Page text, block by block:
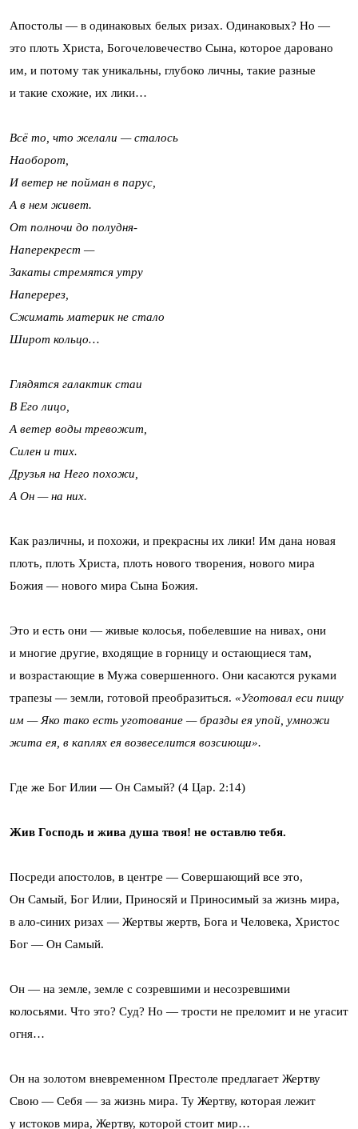
Апостолы — в одинаковых белых ризах. Одинаковых? Но —
это плоть Христа, Богочеловечество Сына, которое даровано
им, и потому так уникальны, глубоко личны, такие разные
и такие схожие, их лики…
Всё то, что желали — сталось
Наоборот,
И ветер не пойман в парус,
А в нем живет.
От полночи до полудня-
Наперекрест —
Закаты стремятся утру
Наперерез,
Сжимать материк не стало
Широт кольцо…
Глядятся галактик стаи
В Его лицо,
А ветер воды тревожит,
Силен и тих.
Друзья на Него похожи,
А Он — на них.
Как различны, и похожи, и прекрасны их лики! Им дана новая
плоть, плоть Христа, плоть нового творения, нового мира
Божия — нового мира Сына Божия.
Это и есть они — живые колосья, побелевшие на нивах, они
и многие другие, входящие в горницу и остающиеся там,
и возрастающие в Мужа совершенного. Они касаются руками
трапезы — земли, готовой преобразиться. «Уготовал еси пищу
им — Яко тако есть уготование — бразды ея упой, умножи
жита ея, в каплях ея возвеселится возсиющи».
Где же Бог Илии — Он Самый? (4 Цар. 2:14)
Жив Господь и жива душа твоя! не оставлю тебя.
Посреди апостолов, в центре — Совершающий все это,
Он Самый, Бог Илии, Приносяй и Приносимый за жизнь мира,
в ало-синих ризах — Жертвы жертв, Бога и Человека, Христос
Бог — Он Самый.
Он — на земле, земле с созревшими и несозревшими
колосьями. Что это? Суд? Но — трости не преломит и не угасит
огня…
Он на золотом вневременном Престоле предлагает Жертву
Свою — Себя — за жизнь мира. Ту Жертву, которая лежит
у истоков мира, Жертву, которой стоит мир…